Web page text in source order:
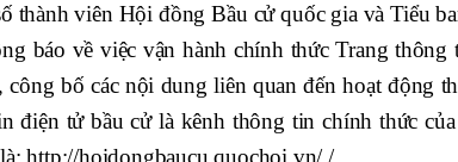
thành viên Hội đồng Bầu cử quốc gia và Tiểu
báo về việc vận hành chính thức Trang
công bố các nội dung liên quan đến hoạt động
điện tử bầu cử là kênh thông tin chính thức